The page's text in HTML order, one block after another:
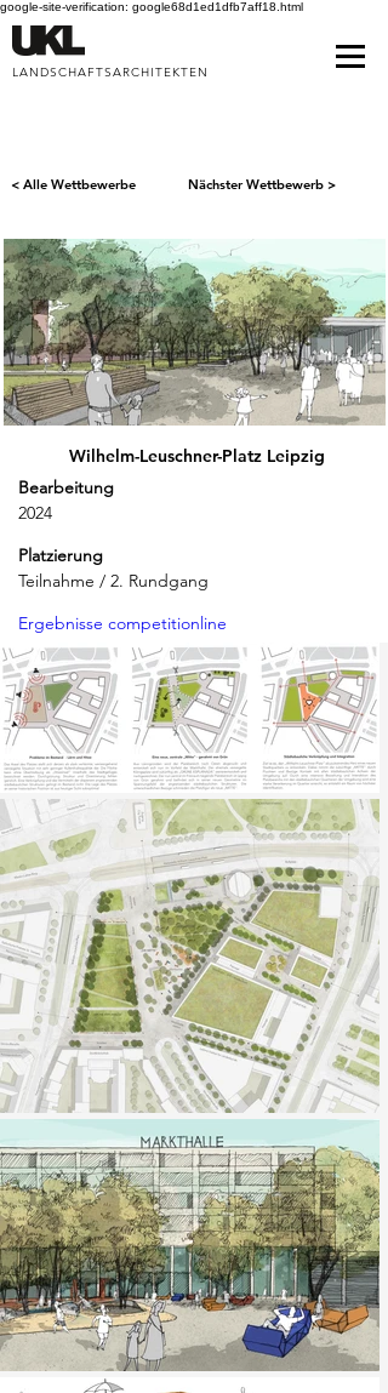
google-site-verification: google68d1ed1dfb7aff18.html
LANDSCHAFTSARCHITEKTEN
< Alle Wettbewerbe Nächster Wettbewerb >
Wilhelm-Leuschner-Platz Leipzig
Bearbeitung
2024
Platzierung
Teilnahme / 2. Rundgang
Ergebnisse competitionline